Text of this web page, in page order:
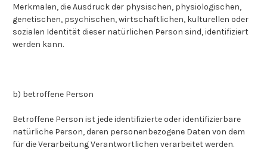
Merkmalen, die Ausdruck der physischen, physiologischen,
genetischen, psychischen, wirtschaftlichen, kulturellen oder
sozialen Identität dieser natürlichen Person sind, identifiziert
werden kann.
b) betroffene Person
Betroffene Person ist jede identifizierte oder identifizierbare
natürliche Person, deren personenbezogene Daten von dem
für die Verarbeitung Verantwortlichen verarbeitet werden.